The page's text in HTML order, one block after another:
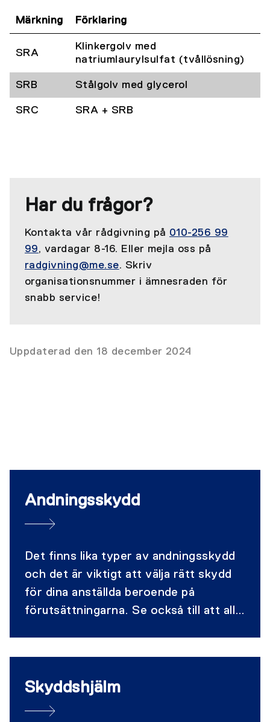
Märkning Förklaring
SRA
Klinkergolv med
natriumlaurylsulfat (tvållösning)
SRB Stålgolv med glycerol
SRC SRA + SRB
Har du frågor?
Kontakta vår rådgivning på 010-256 99
99, vardagar 8-16. Eller mejla oss på
radgivning@me.se. Skriv
organisationsnummer i ämnesraden för
snabb service!
Uppdaterad den 18 december 2024
Andningsskydd
Det finns lika typer av andningsskydd
och det är viktigt att välja rätt skydd
för dina anställda beroende på
förutsättningarna. Se också till att alla
Skyddshjälm